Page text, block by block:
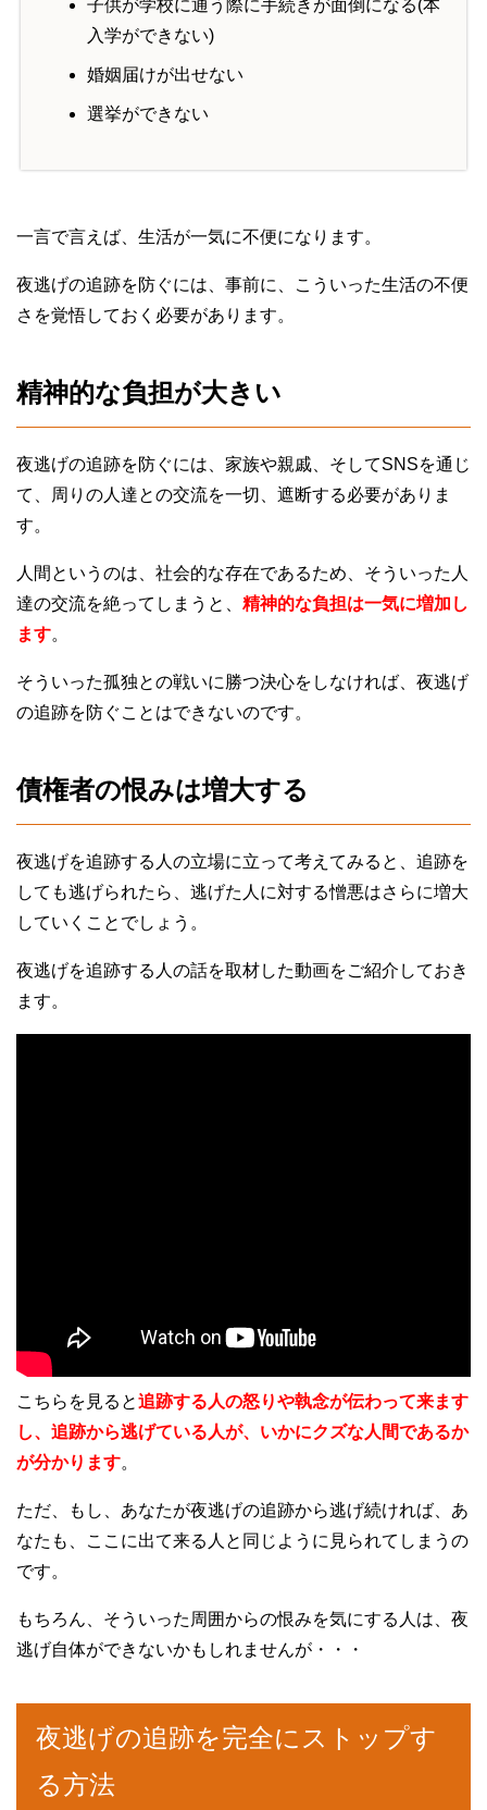
子供が学校に通う際に手続きが面倒になる(本
入学ができない)
婚姻届けが出せない
選挙ができない
一言で言えば、生活が一気に不便になります。
夜逃げの追跡を防ぐには、事前に、こういった生活の不便
さを覚悟しておく必要があります。
精神的な負担が大きい
夜逃げの追跡を防ぐには、家族や親戚、そしてSNSを通じ
て、周りの人達との交流を一切、遮断する必要がありま
す。
人間というのは、社会的な存在であるため、そういった人
達の交流を絶ってしまうと、 精神的な負担は一気に増加し
ます。
そういった孤独との戦いに勝つ決心をしなければ、夜逃げ
の追跡を防ぐことはできないのです。
債権者の恨みは増大する
夜逃げを追跡する人の立場に立って考えてみると、追跡を
しても逃げられたら、逃げた人に対する憎悪はさらに増大
していくことでしょう。
夜逃げを追跡する人の話を取材した動画をご紹介しておき
ます。
こちらを見ると追跡する人の怒りや執念が伝わって来ます
し、追跡から逃げている人が、いかにクズな人間であるか
が分かります。
ただ、もし、あなたが夜逃げの追跡から逃げ続ければ、あ
なたも、ここに出て来る人と同じように見られてしまうの
です。
もちろん、そういった周囲からの恨みを気にする人は、夜
逃げ自体ができないかもしれませんが・・・
夜逃げの追跡を完全にストップす
る方法